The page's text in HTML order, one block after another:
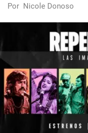
Por Nicole Donoso